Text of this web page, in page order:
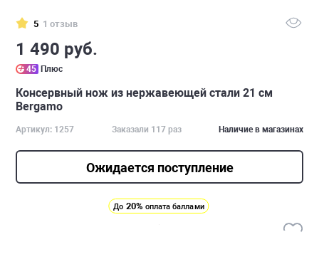
5 1 отзыв
1 490 руб.
45 Плюс
Консервный нож из нержавеющей стали 21 см
Bergamo
Артикул: 1257 Заказали 117 раз Наличие в магазинах
Ожидается поступление
До 20% оплата баллами